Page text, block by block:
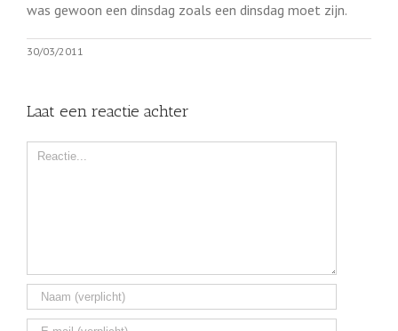
was gewoon een dinsdag zoals een dinsdag moet zijn.
30/03/2011
Laat een reactie achter
Comment